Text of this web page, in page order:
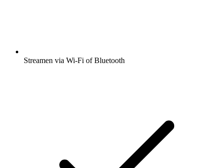
Streamen via Wi-Fi of Bluetooth